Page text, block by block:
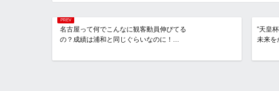
名古屋って何でこんなに観客動員伸びてる
の？成績は浦和と同じぐらいなのに！...
“天皇
未来を